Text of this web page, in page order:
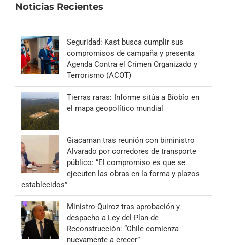
Noticias Recientes
Seguridad: Kast busca cumplir sus
compromisos de campaña y presenta
Agenda Contra el Crimen Organizado y
Terrorismo (ACOT)
Tierras raras: Informe sitúa a Biobío en
el mapa geopolítico mundial
Giacaman tras reunión con biministro
Alvarado por corredores de transporte
público: “El compromiso es que se
ejecuten las obras en la forma y plazos
establecidos”
Ministro Quiroz tras aprobación y
despacho a Ley del Plan de
Reconstrucción: “Chile comienza
nuevamente a crecer”